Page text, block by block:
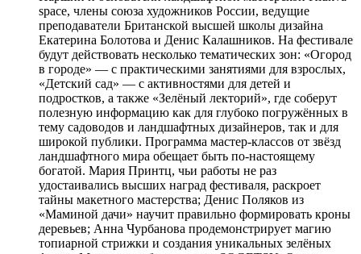
space, члены союза художников России, ведущие
преподаватели Британской высшей школы дизайна
Екатерина Болотова и Денис Калашников. На фестивале
будут действовать несколько тематических зон: «Огород
в городе» — с практическими занятиями для взрослых,
«Детский сад» — с активностями для детей и
подростков, а также «Зелёный лекторий», где соберут
полезную информацию как для глубоко погружённых в
тему садоводов и ландшафтных дизайнеров, так и для
широкой публики. Программа мастер-классов от звёзд
ландшафтного мира обещает быть по-настоящему
богатой. Мария Принтц, чьи работы не раз
удостаивались высших наград фестиваля, раскроет
тайны макетного мастерства; Денис Поляков из
«Маминой дачи» научит правильно формировать кроны
деревьев; Анна Чурбанова продемонстрирует магию
топиарной стрижки и создания уникальных зелёных